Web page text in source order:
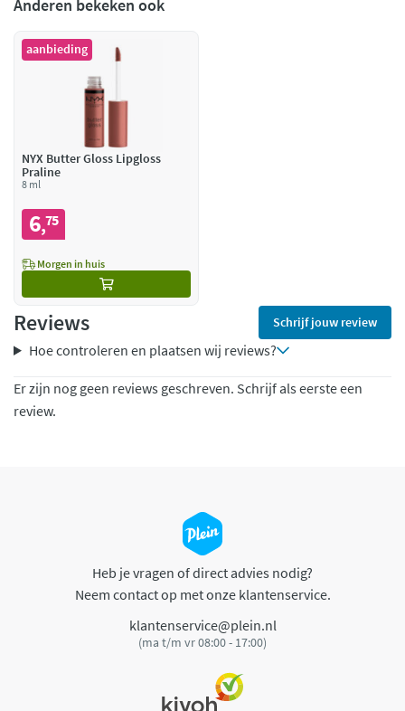
Anderen bekeken ook
aanbieding
NYX Butter Gloss Lipgloss
Praline
8 ml
6,75
Morgen in huis
Reviews Schrijf jouw review
Hoe controleren en plaatsen wij reviews?
Er zijn nog geen reviews geschreven. Schrijf als eerste een
review.
Heb je vragen of direct advies nodig?
Neem contact op met onze klantenservice.
klantenservice@plein.nl
(ma t/m vr 08:00 - 17:00)